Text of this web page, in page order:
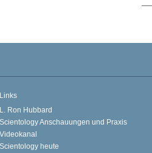
Links
L. Ron Hubbard
Scientology Anschauungen und Praxis
Videokanal
Scientology heute